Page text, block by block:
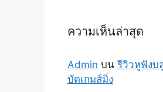
ความเห็นล่าสุด
Admin บนรีวิวหูฟังบ
บัดเกมส์มิ่ง